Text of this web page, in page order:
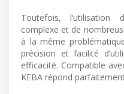
Toutefois,
complexe et de
à la même
précision et facilité
efficacité. Compatible
KEBA répond